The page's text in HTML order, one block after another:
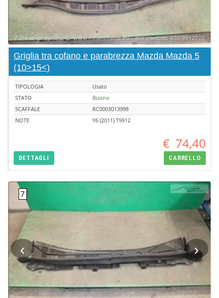
Griglia tra cofano e parabrezza Mazda Mazda 5
(10>15<)
TIPOLOGIA
Usato
STATO
Buono
SCAFFALE
RC0003013998
NOTE
Y6 (2011) T9912
€ 74,40
DETTAGLI CARRELLO
‹ ›